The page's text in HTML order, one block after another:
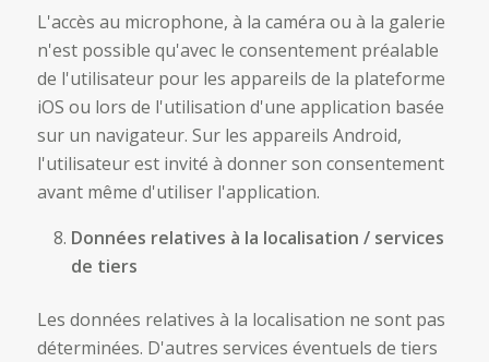
L'accès au microphone, à la caméra ou à la galerie
n'est possible qu'avec le consentement préalable
de l'utilisateur pour les appareils de la plateforme
iOS ou lors de l'utilisation d'une application basée
sur un navigateur. Sur les appareils Android,
l'utilisateur est invité à donner son consentement
avant même d'utiliser l'application.
Données relatives à la localisation / services
de tiers
Les données relatives à la localisation ne sont pas
déterminées. D'autres services éventuels de tiers